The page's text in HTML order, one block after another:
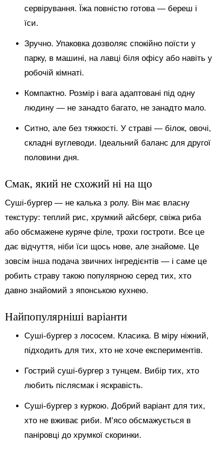
сервірування. Їжа повністю готова — береш і
їси.
Зручно. Упаковка дозволяє спокійно поїсти у
парку, в машині, на лавці біля офісу або навіть у
робочій кімнаті.
Компактно. Розмір і вага адаптовані під одну
людину — не занадто багато, не занадто мало.
Ситно, але без тяжкості. У страві — білок, овочі,
складні вуглеводи. Ідеальний баланс для другої
половини дня.
Смак, який не схожий ні на що
Суші-бургер — не калька з ролу. Він має власну
текстуру: теплий рис, хрумкий айсберг, свіжа риба
або обсмажене куряче філе, трохи гостроти. Все це
дає відчуття, ніби їси щось нове, але знайоме. Це
зовсім інша подача звичних інгредієнтів — і саме це
робить страву такою популярною серед тих, хто
давно знайомий з японською кухнею.
Найпопулярніші варіанти
Суші-бургер з лососем. Класика. В міру ніжний,
підходить для тих, хто не хоче експериментів.
Гострий суші-бургер з тунцем. Вибір тих, хто
любить післясмак і яскравість.
Суші-бургер з куркою. Добрий варіант для тих,
хто не вживає риби. М’ясо обсмажується в
паніровці до хрумкої скоринки.